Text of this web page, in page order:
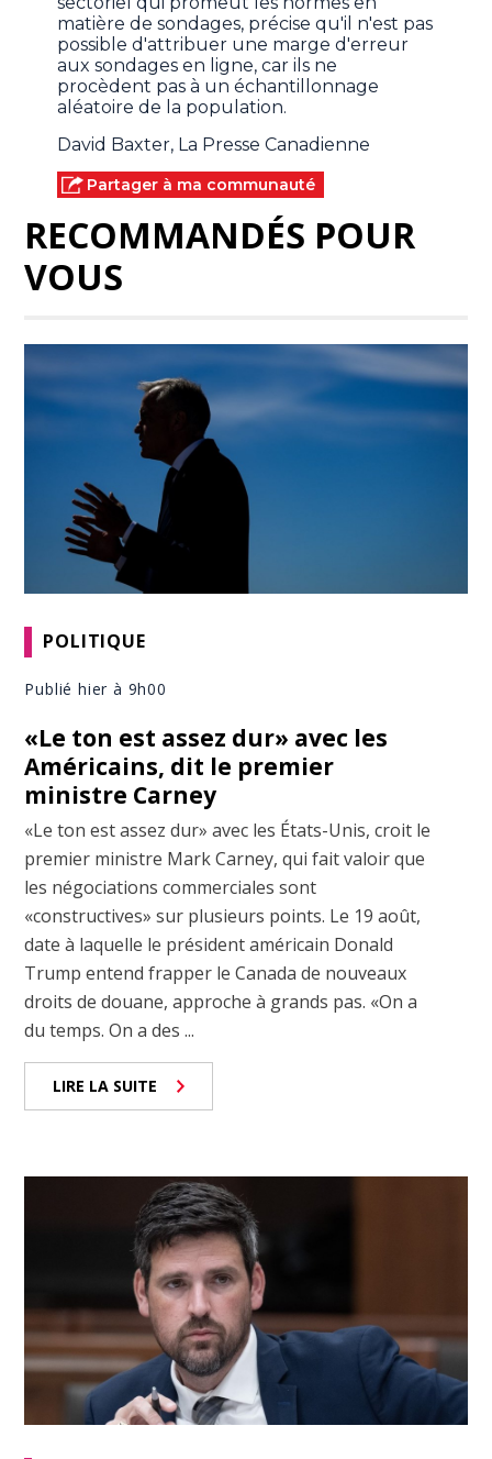
matière de sondages, précise qu'il n'est pas
possible d'attribuer une marge d'erreur
aux sondages en ligne, car ils ne
procèdent pas à un échantillonnage
aléatoire de la population.
David Baxter, La Presse Canadienne
Partager à ma communauté
RECOMMANDÉS POUR
VOUS
POLITIQUE
Publié hier à 9h00
«Le ton est assez dur» avec les
Américains, dit le premier
ministre Carney
«Le ton est assez dur» avec les États-Unis, croit le
premier ministre Mark Carney, qui fait valoir que
les négociations commerciales sont
«constructives» sur plusieurs points. Le 19 août,
date à laquelle le président américain Donald
Trump entend frapper le Canada de nouveaux
droits de douane, approche à grands pas. «On a
du temps. On a des ...
LIRE LA SUITE